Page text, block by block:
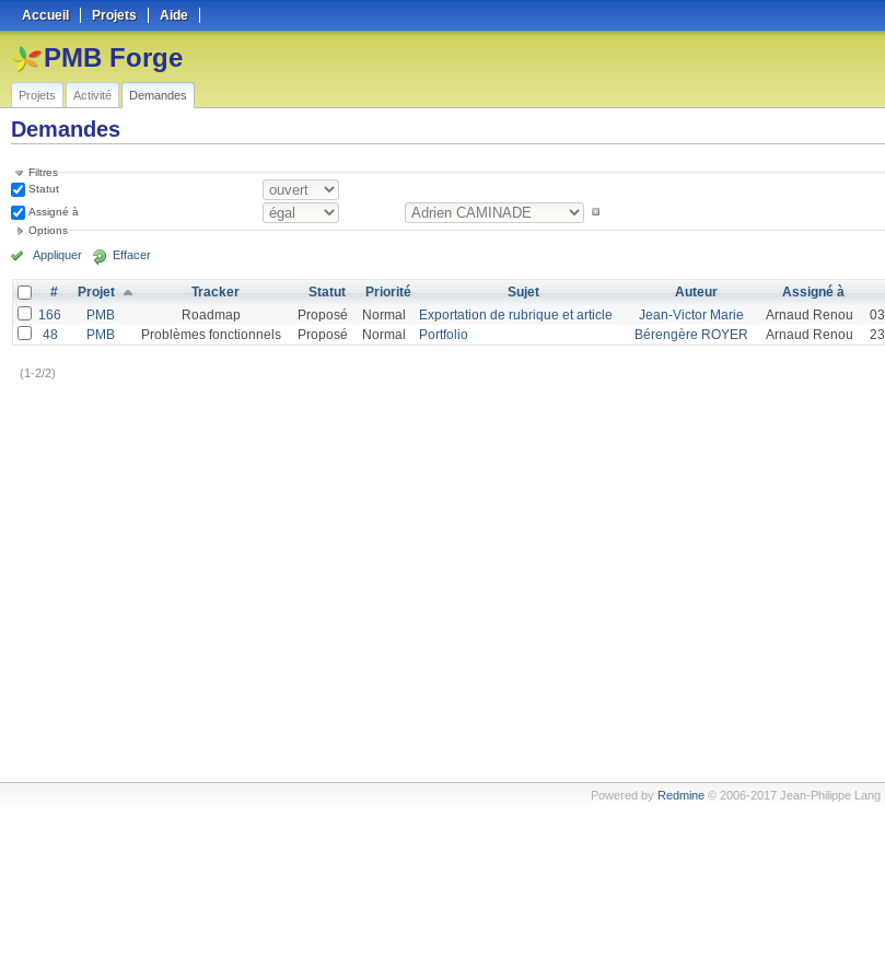
Accueil Projets Aide
PMB Forge
Projets Activité Demandes
Demandes
Filtres
Statut
Assigné à
Options
Appliquer Effacer
# Projet Tracker Statut Priorité Sujet Auteur Assigné à
166
PMB Roadmap Proposé Normal Exportation de rubrique et article Jean-Victor Marie Arnaud Renou
48
PMB Problèmes fonctionnels Proposé Normal Portfolio Bérengère ROYER Arnaud Renou
(1-2/2)
Powered by Redmine© 2006-2017 Jean-Philippe Lang